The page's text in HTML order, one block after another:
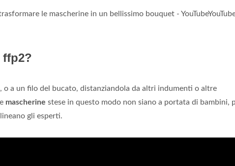
le mascherine in un bellissimo bouquet -
ffp2?
o a un filo del bucato, distanziandola da altri indumenti o altre
mascherine stese in questo modo non siano a portata di bambini,
gli esperti.